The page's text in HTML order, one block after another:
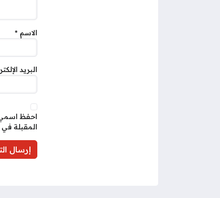
الاسم *
البريد
احفظ
المقبلة